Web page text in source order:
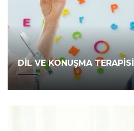
DİL VE KONUŞMA TERAPİSİ